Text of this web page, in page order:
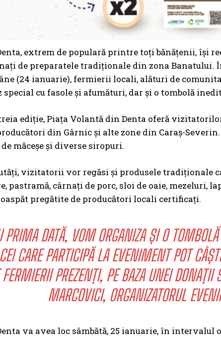
extrem de populară printre toți bănățenii, își
de preparatele tradiționale din zona Banatului.
(24 ianuarie), fermierii locali, alături de
special cu fasole și afumături, dar și o tombolă
ediție, Piața Volantă din Denta oferă
din Gârnic și alte zone din Caraș-
măceșe și diverse siropuri.
vizitatorii vor regăsi și produsele tradiționale
pastramă, cârnați de porc, sloi de oaie, mezeluri,
pregătite de producători locali certificați.
PRIMA DATĂ, VOM ORGANIZA ȘI O TOMBOLĂ
CARE PARTICIPĂ LA EVENIMENT POT
FERMIERII PREZENȚI, PE BAZA UNEI
MARCOVICI, ORGANIZATORUL
va avea loc sâmbătă, 25 ianuarie, în intervalul